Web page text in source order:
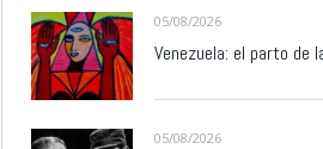
05/08/2026
Venezuela: el parto de
05/08/2026